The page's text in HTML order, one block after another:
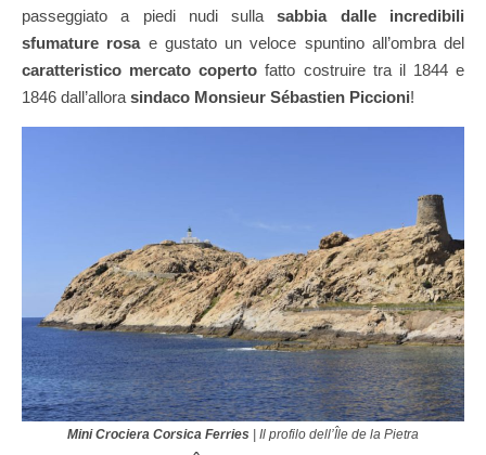
passeggiato a piedi nudi sullasabbia dalle incredibili
sfumature rosae gustato un veloce spuntino all’ombra del
caratteristico mercato coperto fatto costruire tra il 1844 e
1846 dall’allora sindaco Monsieur Sébastien Piccioni!
Mini Crociera Corsica Ferries | Il profilo dell’Île de la Pietra